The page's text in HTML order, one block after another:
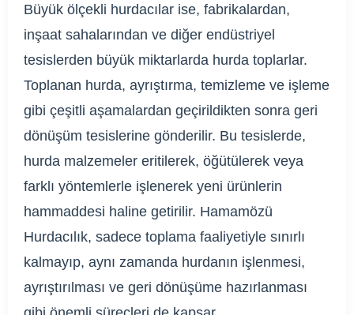
Büyük ölçekli hurdacılar ise, fabrikalardan,
inşaat sahalarından ve diğer endüstriyel
tesislerden büyük miktarlarda hurda toplarlar.
Toplanan hurda, ayrıştırma, temizleme ve işleme
gibi çeşitli aşamalardan geçirildikten sonra geri
dönüşüm tesislerine gönderilir. Bu tesislerde,
hurda malzemeler eritilerek, öğütülerek veya
farklı yöntemlerle işlenerek yeni ürünlerin
hammaddesi haline getirilir. Hamamözü
Hurdacılık, sadece toplama faaliyetiyle sınırlı
kalmayıp, aynı zamanda hurdanın işlenmesi,
ayrıştırılması ve geri dönüşüme hazırlanması